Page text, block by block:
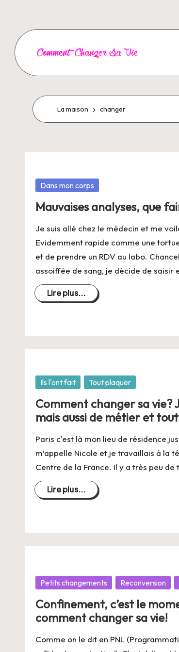
contenu
C
o
m
e
n
t
C
h
a
n
g
e
r
s
a
V
ie
La maison changer
Posté
Dans mon corps
Mauvaises analyses, que
Je suis allé chez le médecin et me
Evidemment rapide comme une
et de prendre un RDV au labo.
assoiffée de sang, je décide de saisir
Lire plus...
Posté
Ils l'ont fait Tout plaquer
Comment changer sa vie?
mais aussi de métier et
Paris c'est là mon lieu de résidence
m’appelle Nicole et je travaillais à la
Centre de la France. Il y a très peu
Lire plus...
Posté
Petits changements Reconversion
Confinement, c’est le
comment changer sa vie!
Comme on le dit en PNL